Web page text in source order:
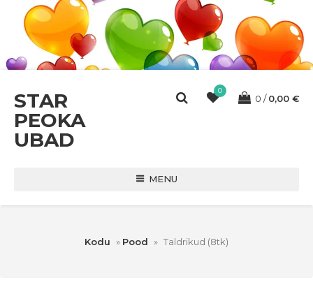
STAR
PEOKA
UBAD
0
0 0,00 €
MENU
Kodu » Pood » Taldrikud (8tk)